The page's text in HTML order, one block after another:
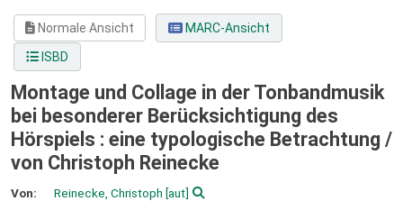
Normale Ansicht
MARC-Ansicht
ISBD
Montage und Collage in der Tonbandmusik
bei besonderer Berücksichtigung des
Hörspiels : eine typologische Betrachtung /
von Christoph Reinecke
Von: Reinecke, Christoph [aut]